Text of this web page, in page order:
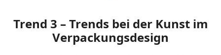
Trend 3 – Trends bei der Kunst im
Verpackungsdesign